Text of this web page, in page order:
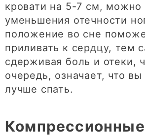
кровати на 5-7 см, можно
уменьшения отечности
положение во сне
приливать к сердцу, тем
сдерживая боль и отеки,
очередь, означает, что
лучше спать.